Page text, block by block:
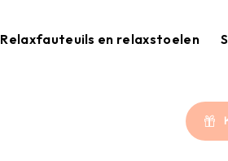
Relaxfauteuils en relaxstoelen